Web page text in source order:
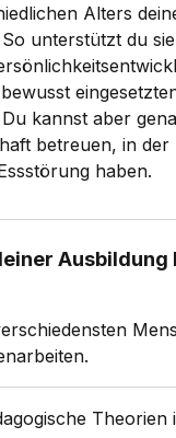
Alters
unterstützt du
kannst aber
betreuen, in der
haben.
Ausbildung
Theorien